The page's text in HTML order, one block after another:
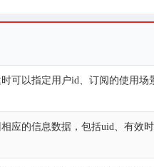
可以指定用户id、订阅的使用
应的信息数据，包括uid、有效时